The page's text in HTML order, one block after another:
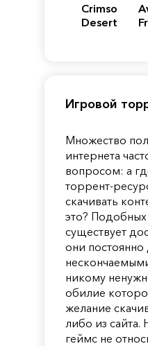
Crimson
Desert
Игровой
Множество
интернета
вопросом: а
торрент-
скачивать
это?
существует
они постоянно
никому
обилие
желание
либо из сайта.
геймс не